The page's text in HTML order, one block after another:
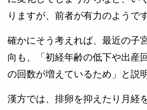
りますが、前者が有力のようです
確かにそう考えれば、最近の子
向も、「初経年齢の低下や出産
の回数が増えているため」と説
漢方では、排卵を抑えたり月経